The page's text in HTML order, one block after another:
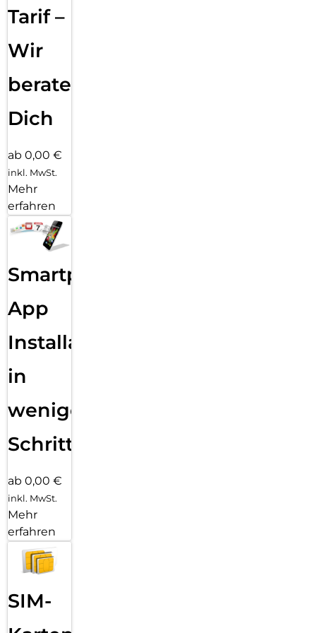
deine Hülle mit PanzerGlass PicturePerfect oder Hoops.P.S.
einer recycelbaren FSC-zertifizierten Verpackung geliefert.
Tarif –
Wir
beraten
Dich
ab 0,00 €
inkl. MwSt.
Mehr
erfahren
Smartphone
App
Installation
in
wenigen
Schritten
ab 0,00 €
inkl. MwSt.
Mehr
erfahren
SIM-